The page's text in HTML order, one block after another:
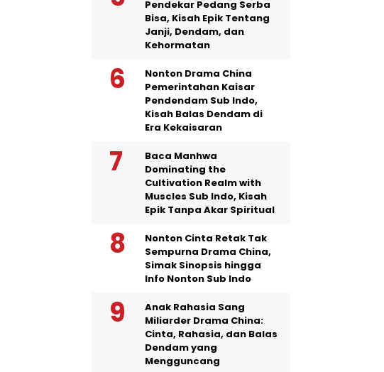
Pendekar Pedang Serba
Bisa, Kisah Epik Tentang
Janji, Dendam, dan
Kehormatan
Nonton Drama China
Pemerintahan Kaisar
Pendendam Sub Indo,
Kisah Balas Dendam di
Era Kekaisaran
Baca Manhwa
Dominating the
Cultivation Realm with
Muscles Sub Indo, Kisah
Epik Tanpa Akar Spiritual
Nonton Cinta Retak Tak
Sempurna Drama China,
Simak Sinopsis hingga
Info Nonton Sub Indo
Anak Rahasia Sang
Miliarder Drama China:
Cinta, Rahasia, dan Balas
Dendam yang
Mengguncang